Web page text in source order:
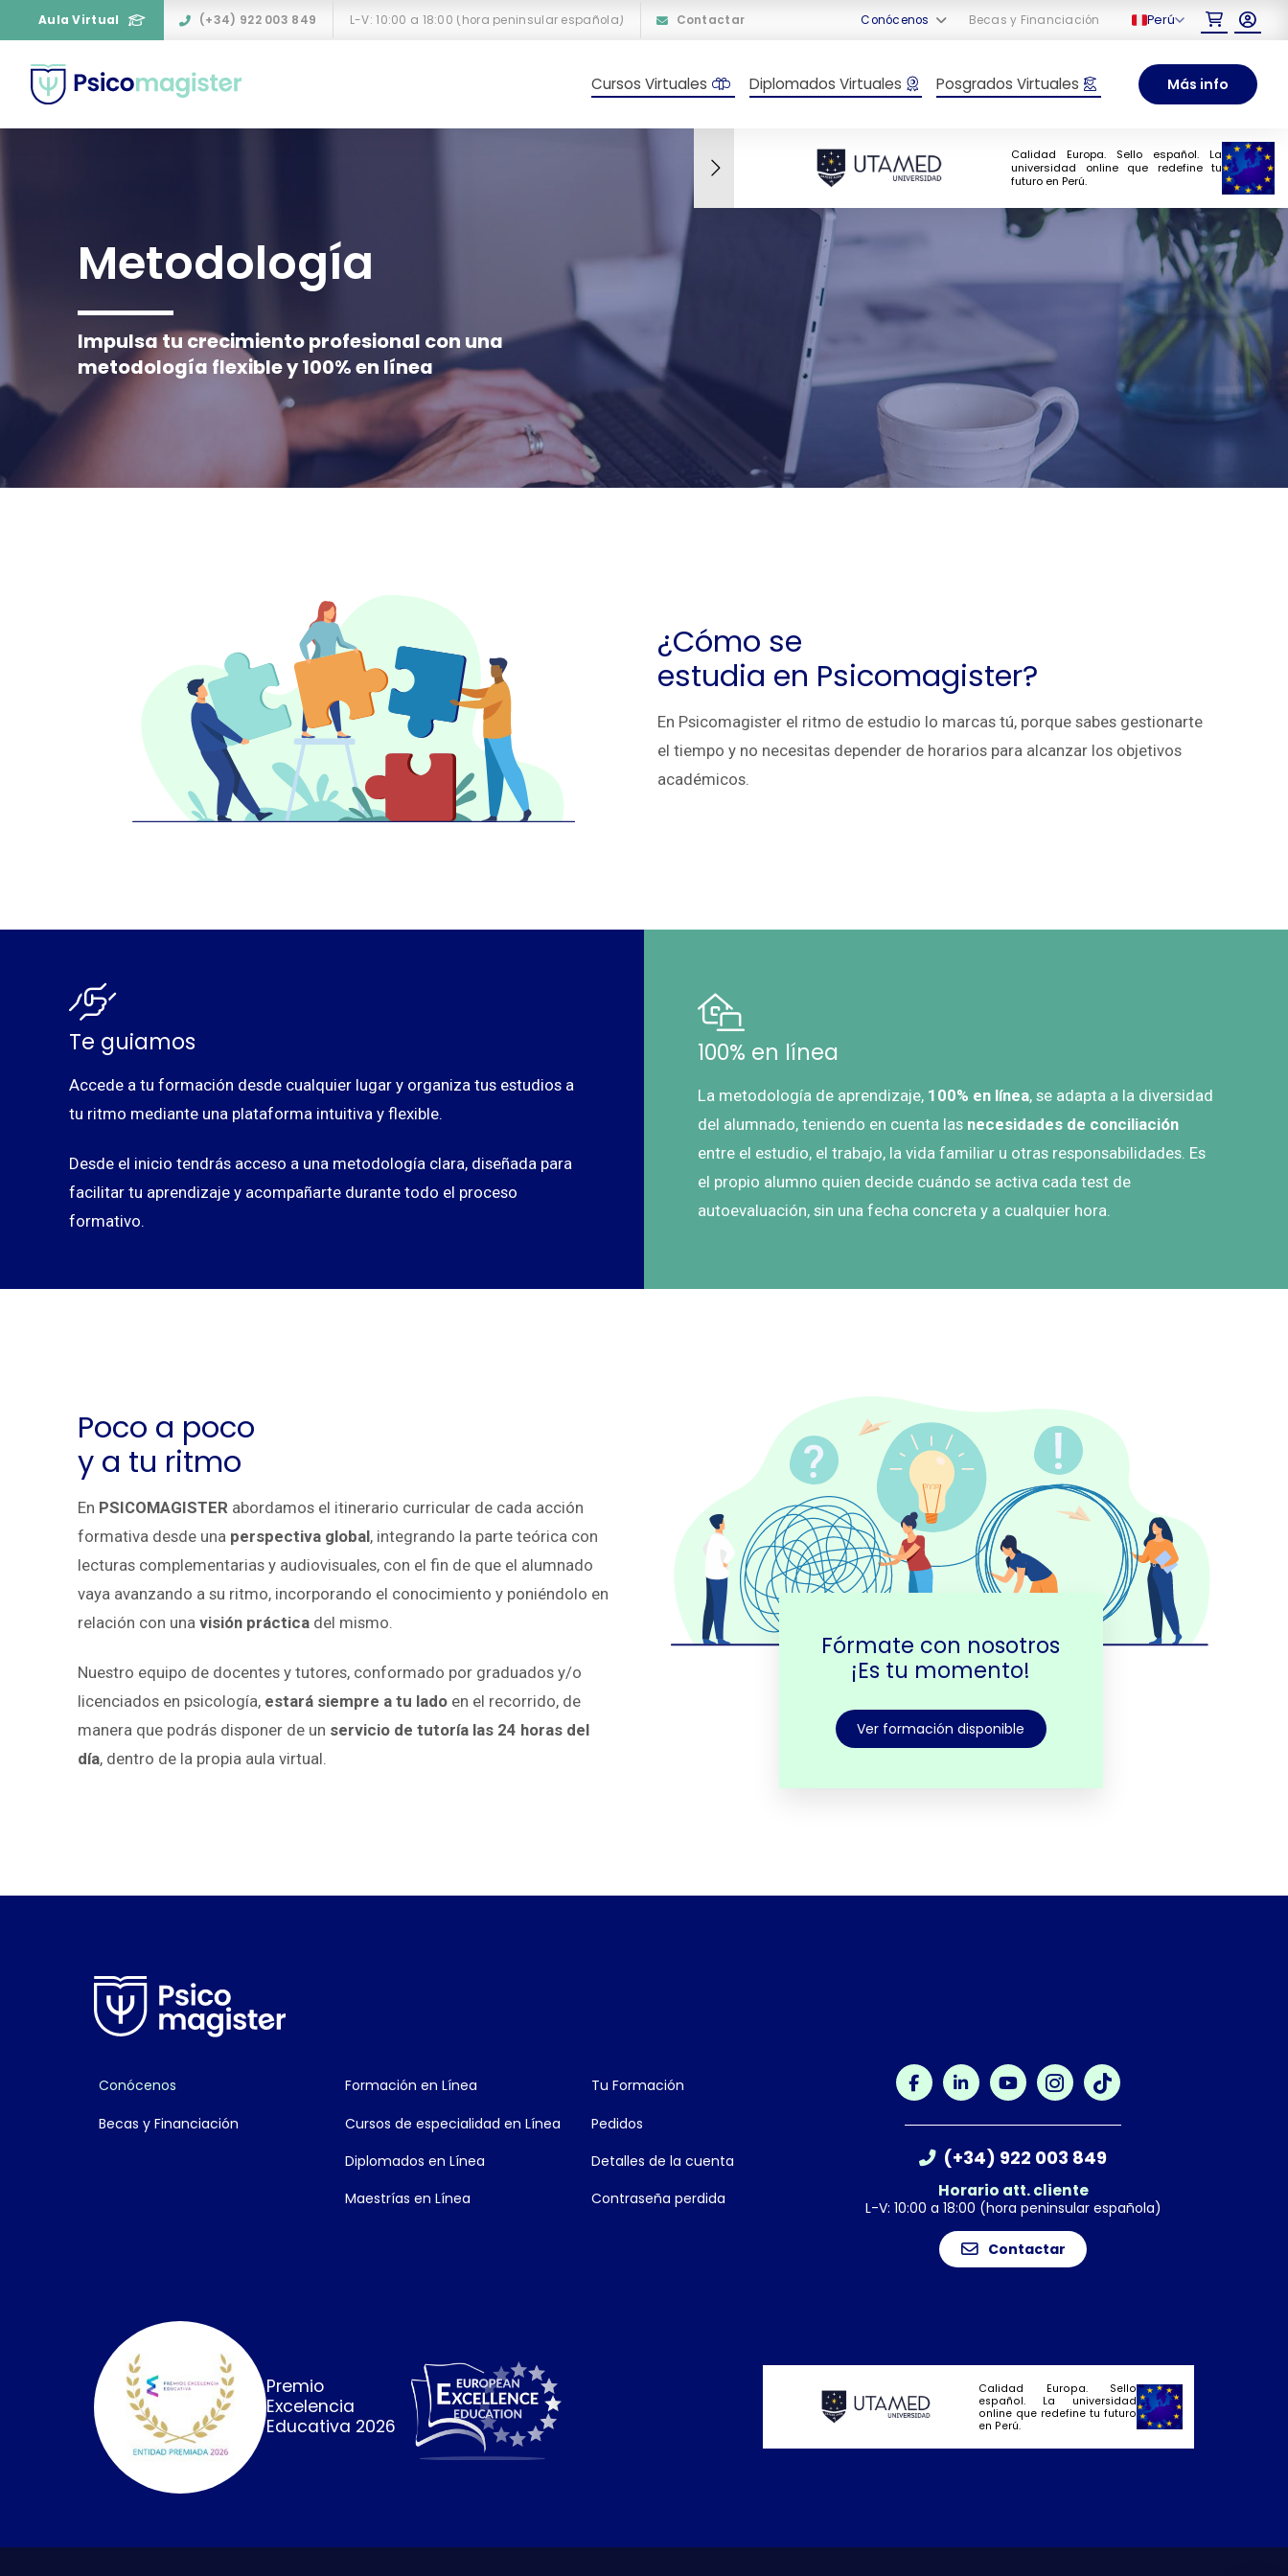
Aula Virtual (+34) 922 003 849 L-V: 10:00 a 18:00 (hora peninsular española) Contactar Conócenos Becas y Financiación Perú
Cursos Virtuales Diplomados Virtuales Posgrados Virtuales Más info
Calidad Europa. Sello español. La
universidad online que redefine tu
futuro en Perú.
Metodología
Impulsa tu crecimiento profesional con una
metodología flexible y 100% en línea
¿Cómo se
estudia en Psicomagister?
En Psicomagister el ritmo de estudio lo marcas tú, porque sabes gestionarte
el tiempo y no necesitas depender de horarios para alcanzar los objetivos
académicos.
Te guiamos
Accede a tu formación desde cualquier lugar y organiza tus estudios a
tu ritmo mediante una plataforma intuitiva y flexible.
Desde el inicio tendrás acceso a una metodología clara, diseñada para
facilitar tu aprendizaje y acompañarte durante todo el proceso
formativo.
100% en línea
La metodología de aprendizaje, 100% en línea, se adapta a la diversidad
del alumnado, teniendo en cuenta las necesidades de conciliación
entre el estudio, el trabajo, la vida familiar u otras responsabilidades. Es
el propio alumno quien decide cuándo se activa cada test de
autoevaluación, sin una fecha concreta y a cualquier hora.
Poco a poco
y a tu ritmo
En PSICOMAGISTERabordamos el itinerario curricular de cada acción
formativa desde una perspectiva global, integrando la parte teórica con
lecturas complementarias y audiovisuales, con el fin de que el alumnado
vaya avanzando a su ritmo, incorporando el conocimiento y poniéndolo en
relación con una visión prácticadel mismo.
Nuestro equipo de docentes y tutores, conformado por graduados y/o
licenciados en psicología, estará siempre a tu ladoen el recorrido, de
manera que podrás disponer de un servicio de tutoría las 24 horas del
día, dentro de la propia aula virtual.
Fórmate con nosotros
¡Es tu momento!
Ver formación disponible
Conócenos
Becas y Financiación
Formación en Línea
Cursos de especialidad en Línea
Diplomados en Línea
Maestrías en Línea
Tu Formación
Pedidos
Detalles de la cuenta
Contraseña perdida
(+34) 922 003 849
Horario att. cliente
L-V: 10:00 a 18:00 (hora peninsular española)
Contactar
Premio
Excelencia
Educativa 2026
Calidad Europa. Sello
español. La universidad
online que redefine tu futuro
en Perú.
¿Necesitas más información sobre un curso?